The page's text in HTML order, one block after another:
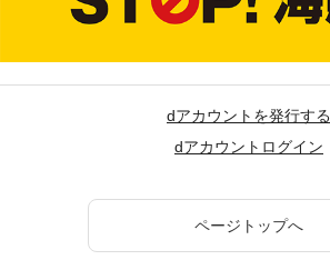
dアカウントを発行する
dアカウントログイン
ページトップへ